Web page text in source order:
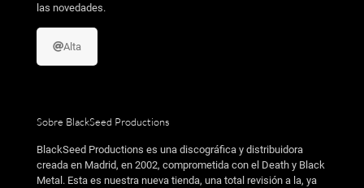
las novedades.
Alta
Sobre BlackSeed Productions
BlackSeed Productions es una discográfica y distribuidora
creada en Madrid, en 2002, comprometida con el Death y Black
Metal. Esta es nuestra nueva tienda, una total revisión a la, ya